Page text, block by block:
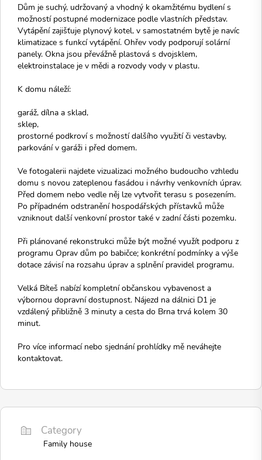
Dům je suchý, udržovaný a vhodný k okamžitému bydlení s
možností postupné modernizace podle vlastních představ.
Vytápění zajišťuje plynový kotel, v samostatném bytě je navíc
klimatizace s funkcí vytápění. Ohřev vody podporují solární
panely. Okna jsou převážně plastová s dvojsklem,
elektroinstalace je v mědi a rozvody vody v plastu.
K domu náleží:
garáž, dílna a sklad,
sklep,
prostorné podkroví s možností dalšího využití či vestavby,
parkování v garáži i před domem.
Ve fotogalerii najdete vizualizaci možného budoucího vzhledu
domu s novou zateplenou fasádou i návrhy venkovních úprav.
Před domem nebo vedle něj lze vytvořit terasu s posezením.
Po případném odstranění hospodářských přístavků může
vzniknout další venkovní prostor také v zadní části pozemku.
Při plánované rekonstrukci může být možné využít podporu z
programu Oprav dům po babičce; konkrétní podmínky a výše
dotace závisí na rozsahu úprav a splnění pravidel programu.
Velká Bíteš nabízí kompletní občanskou vybavenost a
výbornou dopravní dostupnost. Nájezd na dálnici D1 je
vzdálený přibližně 3 minuty a cesta do Brna trvá kolem 30
minut.
Pro více informací nebo sjednání prohlídky mě neváhejte
kontaktovat.
Category
Family house